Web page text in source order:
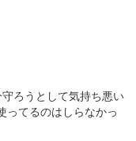
ろうとして気持ち悪い
てるのはしらなかっ